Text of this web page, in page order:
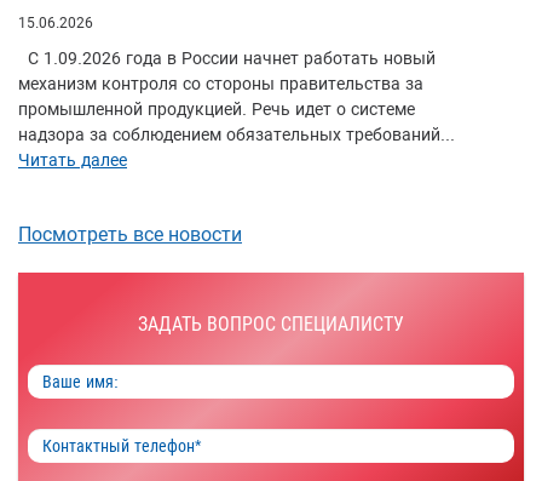
15.06.2026
С 1.09.2026 года в России начнет работать новый
механизм контроля со стороны правительства за
промышленной продукцией. Речь идет о системе
надзора за соблюдением обязательных требований...
Читать далее
Посмотреть все новости
ЗАДАТЬ ВОПРОС СПЕЦИАЛИСТУ